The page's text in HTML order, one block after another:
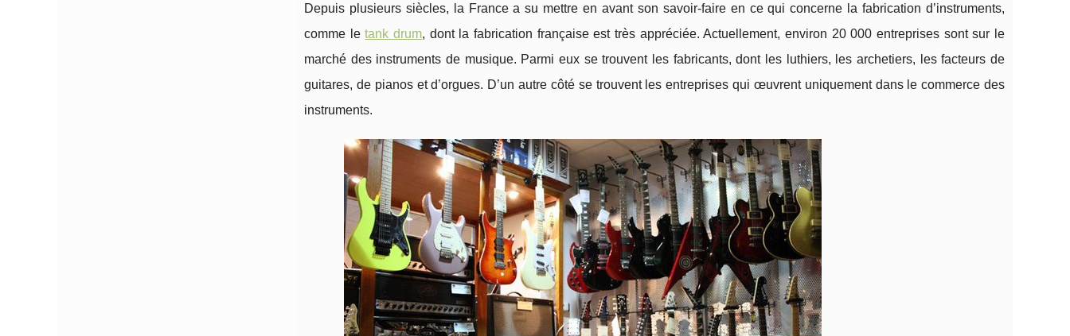
Depuis plusieurs siècles, la France a su mettre en avant son savoir-faire en ce qui concerne la fabrication d’instruments,
comme letank drum, dont la fabrication française est très appréciée. Actuellement, environ 20 000 entreprises sont sur le
marché des instruments de musique. Parmi eux se trouvent les fabricants, dont les luthiers, les archetiers, les facteurs de
guitares, de pianos et d’orgues. D’un autre côté se trouvent les entreprises qui œuvrent uniquement dans le commerce des
instruments.